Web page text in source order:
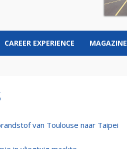
CAREER EXPERIENCE MAGAZINE
van Toulouse naar Taipei